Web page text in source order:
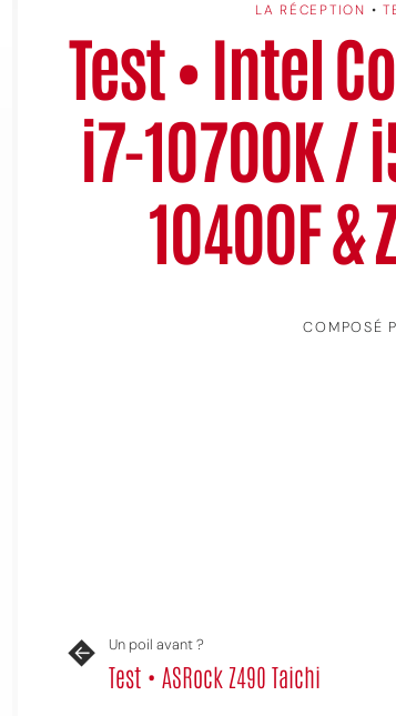
LA RÉCEPTION •
Test • Intel
i7-10700K /
10400F &
COMPOSÉ
Un poil avant ?
Test • ASRock Z490 Taichi